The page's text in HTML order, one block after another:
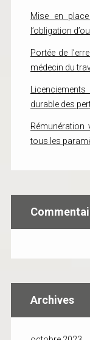
Mise en place
l’obligation
Portée de
médecin du
durable des
tous les
Archives